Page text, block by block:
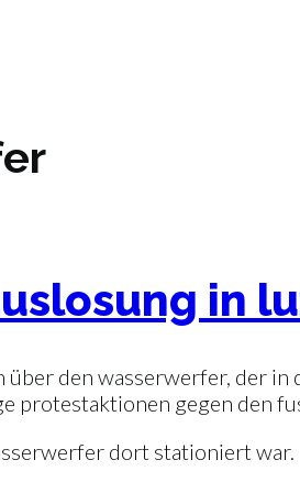
in
den wasserwerfer, der
protestaktionen gegen den
dort stationiert war.